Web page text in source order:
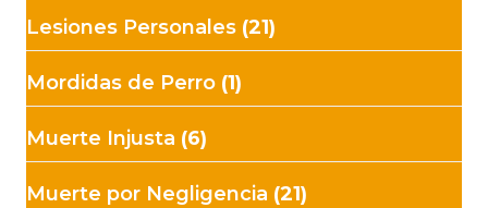
Lesiones Personales (21)
Mordidas de Perro (1)
Muerte Injusta (6)
Muerte por Negligencia (21)